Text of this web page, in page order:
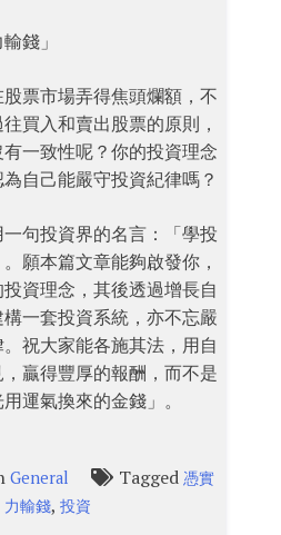
錢」
票市場弄得焦頭爛額，不
買入和賣出股票的原則，
一致性呢？你的投資理念
自己能嚴守投資紀律嗎？
句投資界的名言：「學投
願本篇文章能夠啟發你，
資理念，其後透過增長自
一套投資系統，亦不忘嚴
祝大家能各施其法，用自
贏得豐厚的報酬，而不是
運氣換來的金錢」。
General Tagged 憑實
力輸錢,投資